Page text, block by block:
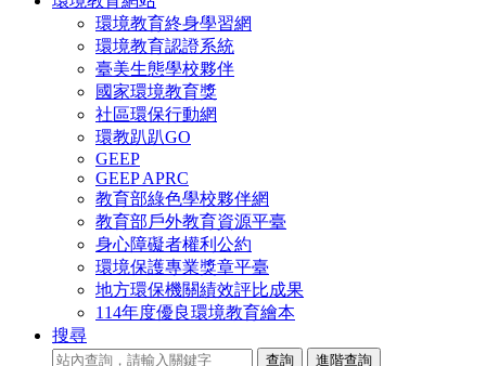
環境教育終身學習網
環境教育認證系統
臺美生態學校夥伴
國家環境教育獎
社區環保行動網
環教趴趴GO
GEEP
GEEP APRC
教育部綠色學校夥伴網
教育部戶外教育資源平臺
身心障礙者權利公約
環境保護專業獎章平臺
地方環保機關績效評比成果
114年度優良環境教育繪本
搜尋